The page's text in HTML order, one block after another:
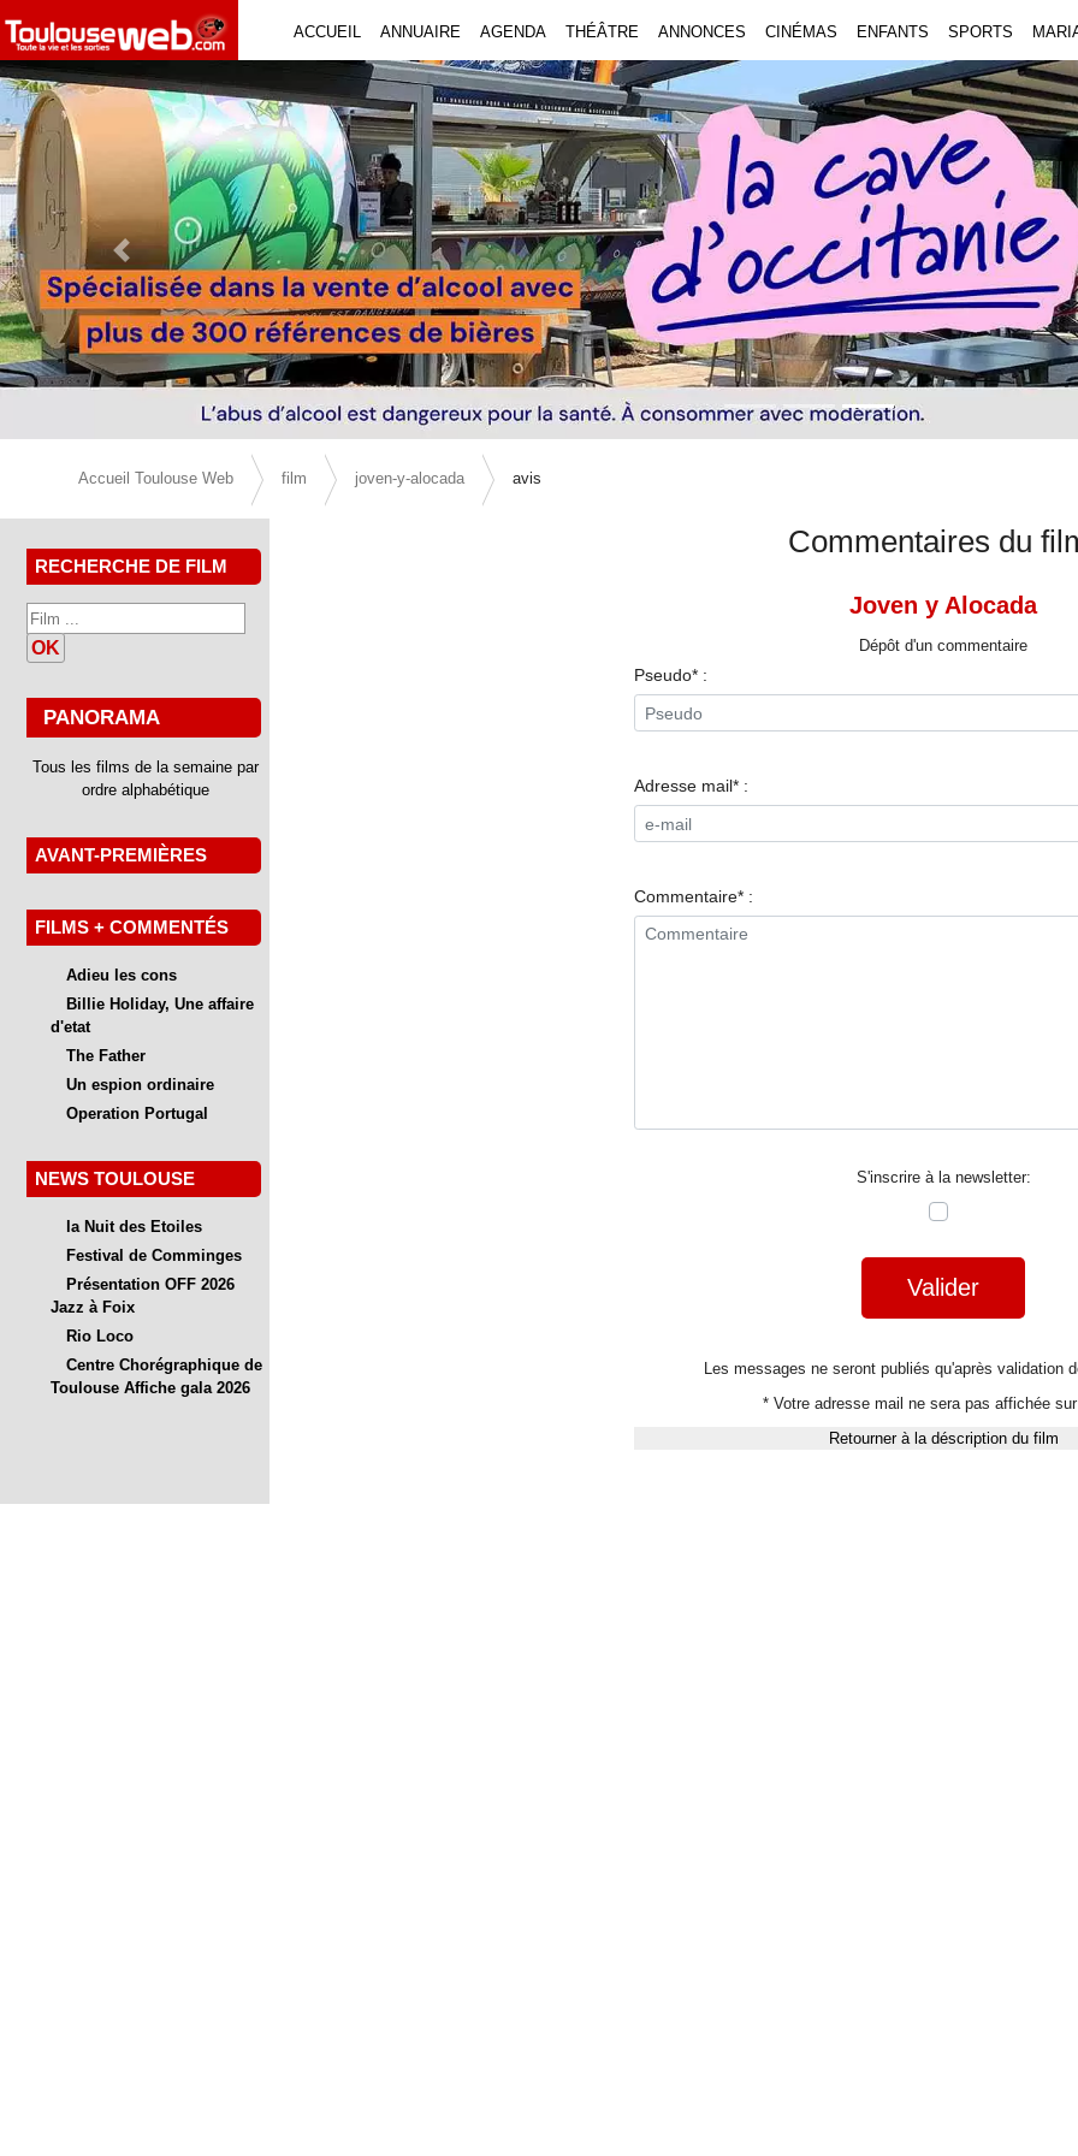
ACCUEIL ANNUAIRE AGENDA THÉÂTRE ANNONCES CINÉMAS ENFANTS SPORTS
Previous Slide
Accueil Toulouse Web film joven-y-alocada avis
RECHERCHE DE FILM
OK
PANORAMA
Tous les films de la semaine par
ordre alphabétique
AVANT-PREMIÈRES
FILMS + COMMENTÉS
Adieu les cons
Billie Holiday, Une affaire
d'etat
The Father
Un espion ordinaire
Operation Portugal
NEWS TOULOUSE
la Nuit des Etoiles
Festival de Comminges
Présentation OFF 2026
Jazz à Foix
Rio Loco
Centre Chorégraphique de
Toulouse Affiche gala 2026
Commentaires du
Joven y Alocada
Dépôt d'un commentaire
Pseudo* :
Adresse mail* :
Commentaire* :
S'inscrire à la newsletter:
Valider
Les messages ne seront publiés qu'après validation
* Votre adresse mail ne sera pas affichée
Retourner à la déscription du film